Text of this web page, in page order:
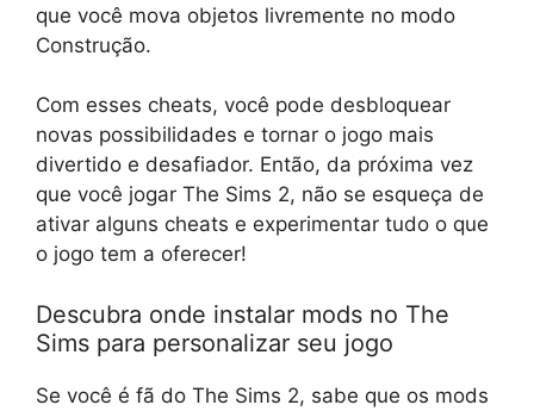
que você mova objetos livremente no modo
Construção.
Com esses cheats, você pode desbloquear
novas possibilidades e tornar o jogo mais
divertido e desafiador. Então, da próxima vez
que você jogar The Sims 2, não se esqueça de
ativar alguns cheats e experimentar tudo o que
o jogo tem a oferecer!
Descubra onde instalar mods no The
Sims para personalizar seu jogo
Se você é fã do The Sims 2, sabe que os mods